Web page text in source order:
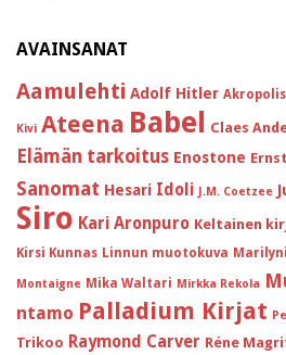
AVAINSANAT
Aamulehti Adolf Hitler Akropolis
Kivi Ateena Babel Claes
Elämän tarkoitus Enostone
Sanomat Hesari Idoli J.M. Coetzee
Siro Kari Aronpuro Keltainen
Kirsi Kunnas Linnun muotokuva
Montaigne Mika Waltari Mirkka Rekola
ntamo Palladium Kirjat
Trikoo Raymond Carver Réne